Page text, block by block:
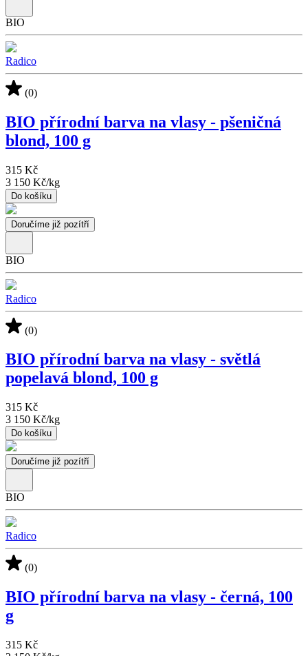
BIO
Radico
(0)
BIO přírodní barva na vlasy - pšeničná
blond, 100 g
315 Kč
3 150 Kč/kg
Do košíku
Doručíme již pozítří
BIO
Radico
(0)
BIO přírodní barva na vlasy - světlá
popelavá blond, 100 g
315 Kč
3 150 Kč/kg
Do košíku
Doručíme již pozítří
BIO
Radico
(0)
BIO přírodní barva na vlasy - černá, 100
g
315 Kč